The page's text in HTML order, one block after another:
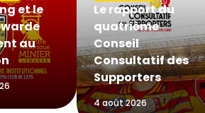
et le
au
Le rapport du
quatrième
Conseil
Consultatif des
Supporters
4 août 2026